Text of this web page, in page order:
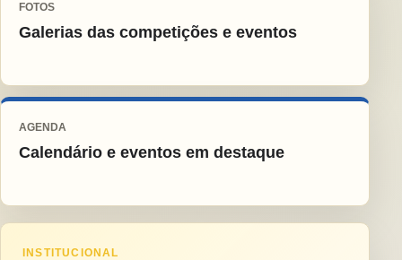
FOTOS
Galerias das competições e eventos
AGENDA
Calendário e eventos em destaque
INSTITUCIONAL